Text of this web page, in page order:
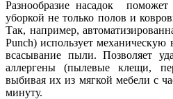
Разнообразие насадок поможет
уборкой не только полов и
Так, например,
Punch) использует
всасывание пыли. Позволяет
аллергены (пылевые клещи,
выбивая их из мягкой мебели с
минуту.